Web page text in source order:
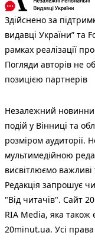
Здійснено за
видавці України”
рамках реалізації
Погляди авторів не
позицією партнерів
Незалежний
подій у Вінниці та
розміром аудиторії.
мультимедійною
висвітлюємо важливі
Редакція запрошує
"Від читачів". Сайт
RIA Media, яка також
20minut.ua. Усі